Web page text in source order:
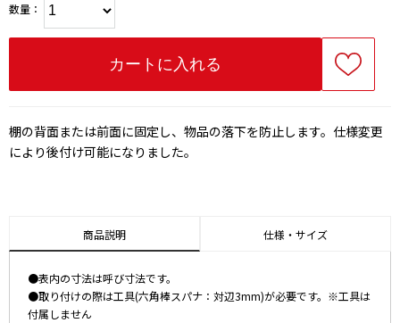
数量：
棚の背面または前面に固定し、物品の落下を防止します。仕様変更
により後付け可能になりました。
商品説明 仕様・サイズ
●表内の寸法は呼び寸法です。
●取り付けの際は工具(六角棒スパナ：対辺3mm)が必要です。※工具は
付属しません